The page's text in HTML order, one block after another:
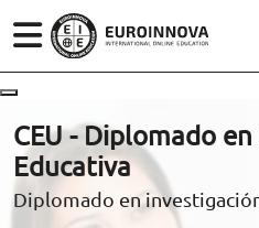
ESTUDIOS
(+34)958 050 200
900 831 200
CEU - Diplomado
Educativa
Diplomado en